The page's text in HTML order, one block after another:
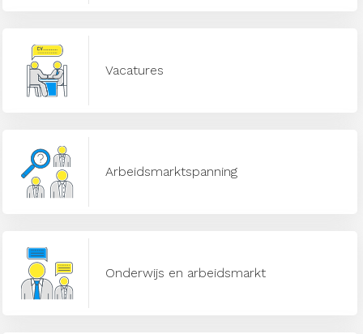
Vacatures
Arbeidsmarktspanning
Onderwijs en arbeidsmarkt